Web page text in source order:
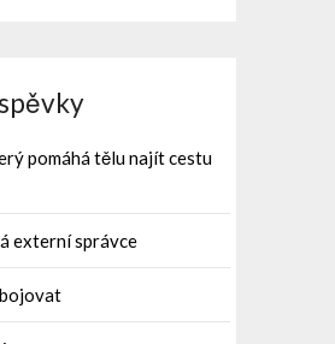
pomáhá tělu najít cestu
externí správce
bojovat